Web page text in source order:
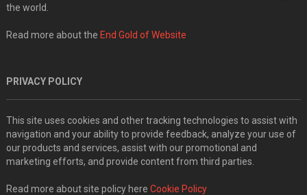
the world.
Read more about the End Gold of Website
PRIVACY POLICY
This site uses cookies and other tracking technologies to assist with
navigation and your ability to provide feedback, analyze your use of
our products and services, assist with our promotional and
marketing efforts, and provide content from third parties.
Read more about site policy here Cookie Policy